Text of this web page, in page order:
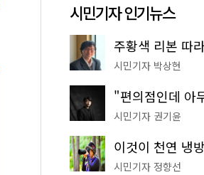
시민기자 인기뉴스
시민기자 박상현
시민기자 권기윤
시민기자 정향선